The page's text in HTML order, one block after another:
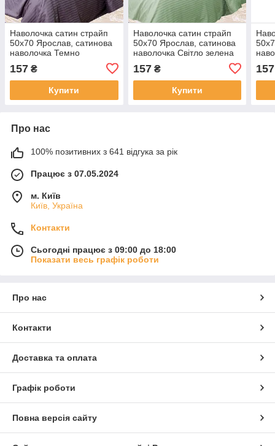
Наволочка сатин страйп
50х70 Ярослав, сатинова
наволочка Темно
157 ₴
Купити
Наволочка сатин страйп
50х70 Ярослав, сатинова
наволочка Світло зелена
157₴
Купити
157
Про нас
100% позитивних з 641 відгука за рік
Працює з 07.05.2024
м. Київ
Київ, Україна
Контакти
Сьогодні працює з 09:00 до 18:00
Показати весь графік роботи
Про нас
Контакти
Доставка та оплата
Графік роботи
Повна версія сайту